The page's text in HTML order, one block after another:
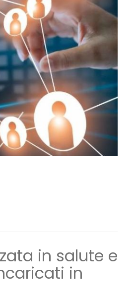
in salute e
in